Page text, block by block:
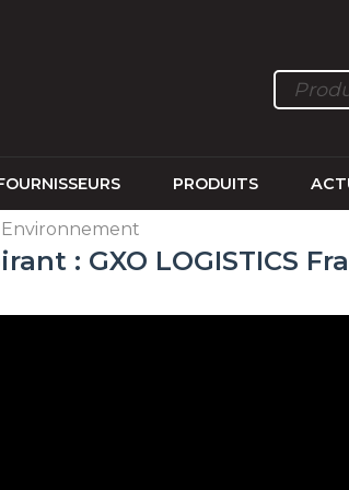
PRODUITS
: GXO LOGISTICS